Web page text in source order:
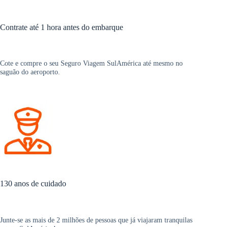
Contrate até 1 hora antes do embarque
Cote e compre o seu Seguro Viagem SulAmérica até mesmo no
saguão do aeroporto.
130 anos de cuidado
Junte-se as mais de 2 milhões de pessoas que já viajaram tranquilas